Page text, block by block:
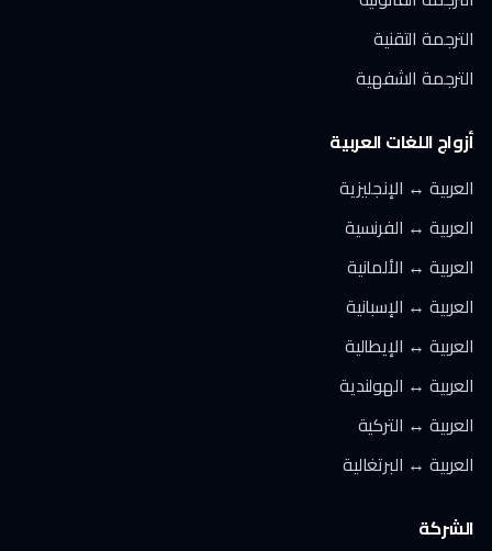
الترجمة التقنية
الترجمة الشفهية
أزواج اللغات العربية
العربية ↔ الإنجليزية
العربية ↔ الفرنسية
العربية ↔ الألمانية
العربية ↔ الإسبانية
العربية ↔ الإيطالية
العربية ↔ الهولندية
العربية ↔ التركية
العربية ↔ البرتغالية
الشركة